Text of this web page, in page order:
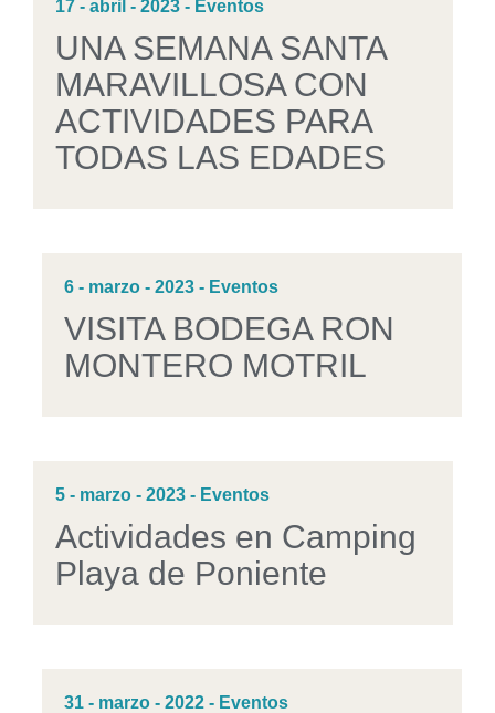
17 - abril - 2023 - Eventos
UNA SEMANA SANTA
MARAVILLOSA CON
ACTIVIDADES PARA
TODAS LAS EDADES
6 - marzo - 2023 - Eventos
VISITA BODEGA RON
MONTERO MOTRIL
5 - marzo - 2023 - Eventos
Actividades en Camping
Playa de Poniente
31 - marzo - 2022 - Eventos